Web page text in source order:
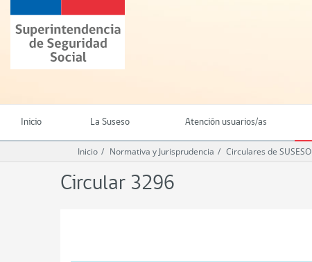
contenido
principal
Superintendencia
de
Seguridad
(SUSESO)
Chile
Inicio La Suseso Atención usuarios/as
Inicio Normativa y Jurisprudencia Circulares de SUSESO
Circular 3296